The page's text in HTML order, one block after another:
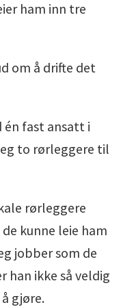
ham inn tre
om å drifte det
én fast ansatt i
to rørleggere til
rørleggere
kunne leie ham
jobber som de
han ikke så veldig
gjøre.